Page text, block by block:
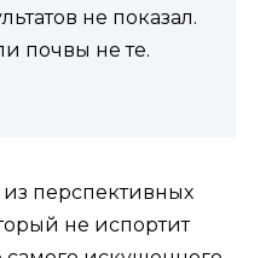
не показал.
почвы не те.
перспективных
не испортит